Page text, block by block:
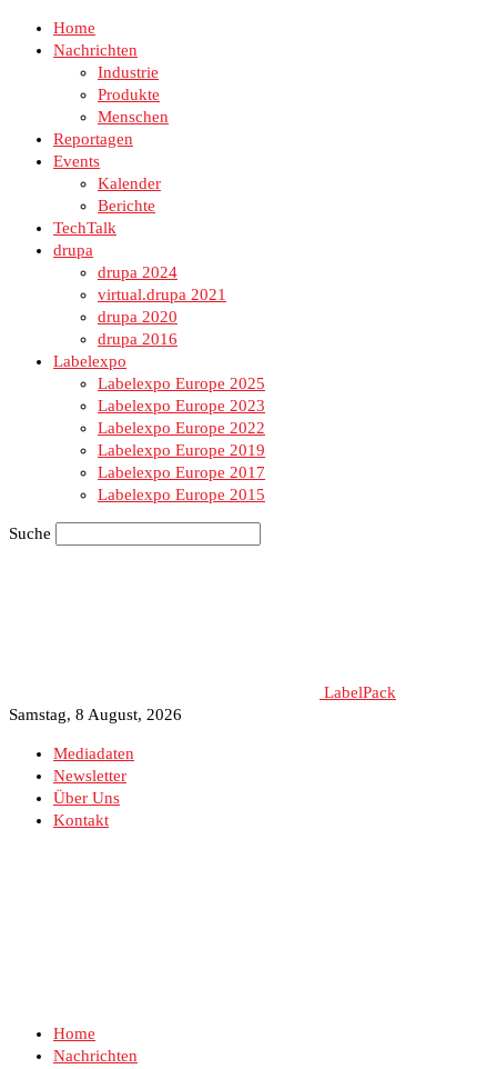
Home
Nachrichten
Industrie
Produkte
Menschen
Reportagen
Events
Kalender
Berichte
TechTalk
drupa
drupa 2024
virtual.drupa 2021
drupa 2020
drupa 2016
Labelexpo
Labelexpo Europe 2025
Labelexpo Europe 2023
Labelexpo Europe 2022
Labelexpo Europe 2019
Labelexpo Europe 2017
Labelexpo Europe 2015
Suche
LabelPack
Samstag, 8 August, 2026
Mediadaten
Newsletter
Über Uns
Kontakt
Home
Nachrichten